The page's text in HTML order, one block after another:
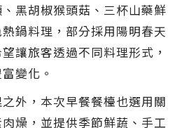
黑胡椒猴頭菇、三杯山藥鮮
鍋料理，部分採用陽明春天
讓旅客透過不同料理形式，
變化。
外，本次早餐餐檯也選用關
燥，並提供季節鮮蔬、手工